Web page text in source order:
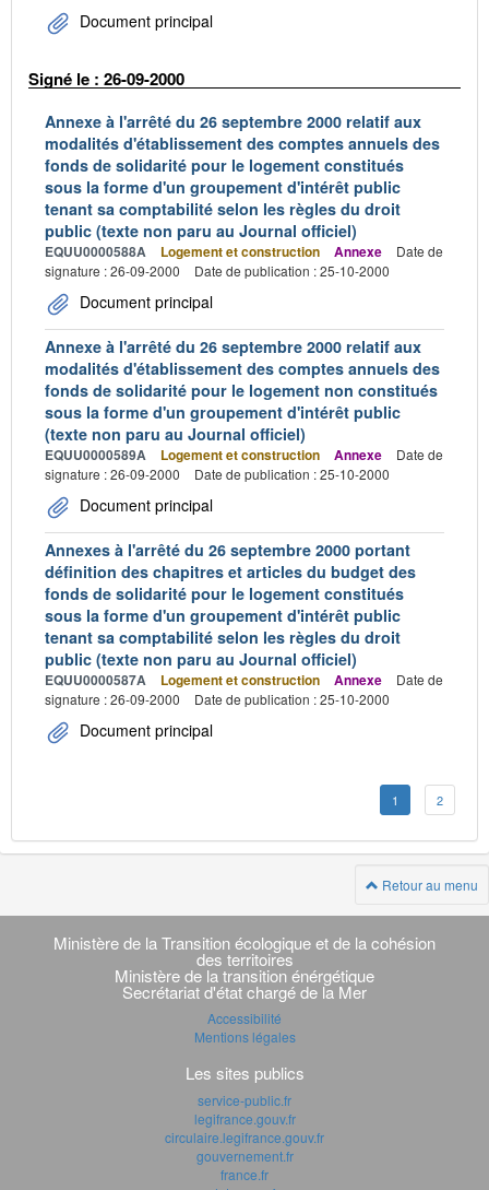
Document principal
Signé le : 26-09-2000
Annexe à l'arrêté du 26 septembre 2000 relatif aux
modalités d'établissement des comptes annuels des
fonds de solidarité pour le logement constitués
sous la forme d'un groupement d'intérêt public
tenant sa comptabilité selon les règles du droit
public (texte non paru au Journal officiel)
EQUU0000588A Logement et construction Annexe
Date de
signature : 26-09-2000
Date de publication : 25-10-2000
Document principal
Annexe à l'arrêté du 26 septembre 2000 relatif aux
modalités d'établissement des comptes annuels des
fonds de solidarité pour le logement non constitués
sous la forme d'un groupement d'intérêt public
(texte non paru au Journal officiel)
EQUU0000589A Logement et construction Annexe
Date de
signature : 26-09-2000
Date de publication : 25-10-2000
Document principal
Annexes à l'arrêté du 26 septembre 2000 portant
définition des chapitres et articles du budget des
fonds de solidarité pour le logement constitués
sous la forme d'un groupement d'intérêt public
tenant sa comptabilité selon les règles du droit
public (texte non paru au Journal officiel)
EQUU0000587A Logement et construction Annexe
Date de
signature : 26-09-2000
Date de publication : 25-10-2000
Document principal
1 2
Retour au menu
Navigation
transverse
Ministère de la Transition écologique et de la cohésion
des territoires
Ministère de la transition énérgétique
Secrétariat d'état chargé de la Mer
Accessibilité
Mentions légales
Les sites publics
service-public.fr
legifrance.gouv.fr
circulaire.legifrance.gouv.fr
gouvernement.fr
france.fr